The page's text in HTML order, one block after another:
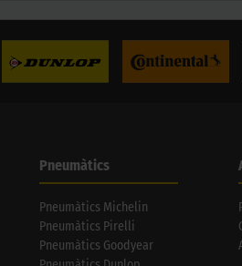
Pneumàtics
Pneumàtics Michelin
Pneumàtics Pirelli
Pneumàtics Goodyear